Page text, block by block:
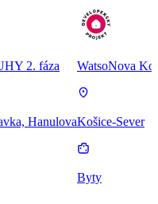
2. fáza
Hanulova
WatsoNova
Košice-Sever
Byty